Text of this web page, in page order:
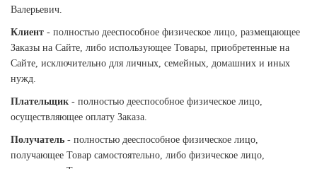
Валерьевич.
Клиент - полностью дееспособное физическое лицо, размещающее
Заказы на Сайте, либо использующее Товары, приобретенные на
Сайте, исключительно для личных, семейных, домашних и иных
нужд.
Плательщик - полностью дееспособное физическое лицо,
осуществляющее оплату Заказа.
Получатель - полностью дееспособное физическое лицо,
получающее Товар самостоятельно, либо физическое лицо,